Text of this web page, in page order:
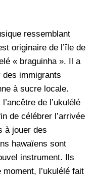
ressemblant
originaire de l’île de
« braguinha ». Il a
des immigrants
à sucre locale.
de l’ukulélé
de célébrer l’arrivée
à jouer des
hawaïens sont
instrument. Ils
moment, l’ukulélé fait